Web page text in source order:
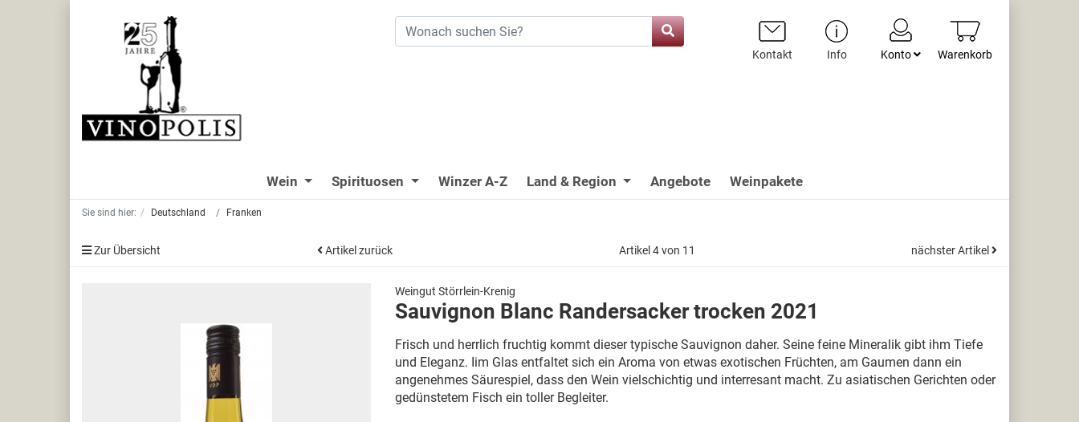
Warenkorb
Konto
Info
Kontakt
Wein Spirituosen Winzer A-Z Land & Region Angebote Weinpakete
Sie sind hier: Deutschland Franken
Zur Übersicht Artikel zurück Artikel 4 von 11 nächster Artikel
Weingut Störrlein-Krenig
Sauvignon Blanc Randersacker trocken 2021
Frisch und herrlich fruchtig kommt dieser typische Sauvignon daher. Seine feine Mineralik gibt ihm Tiefe
und Eleganz. Iim Glas entfaltet sich ein Aroma von etwas exotischen Früchten, am Gaumen dann ein
angenehmes Säurespiel, dass den Wein vielschichtig und interresant macht. Zu asiatischen Gerichten oder
gedünstetem Fisch ein toller Begleiter.